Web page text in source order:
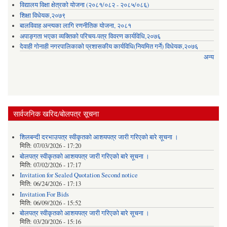
विद्यालय विक्षा क्षेत्रको योजना (२०८१/०८२ - २०८५/०८६)
शिक्षा विधेयक,२०७९
बालविवाह अन्त्यका लागि रणनीतिक योजना, २०८१
अपाङ्गता भएका व्यक्तिको परिचय-पत्र विवरण कार्यविधि,२०७६
देवाही गोनाही नगरपालिकाको प्रशासकीय कार्यविधि(नियमित गर्ने) विधेयक,२०७६
अन्य
सार्वजनिक खरिद/बोलपत्र सूचना
शिलबन्दी दरभाउपत्र स्वीकृतको आशयपत्र जारी गरिएको बारे सूचना ।
मिति: 07/03/2026 - 17:20
बोलपत्र स्वीकृतको आशयपत्र जारी गरिएको बारे सूचना ।
मिति: 07/02/2026 - 17:17
Invitation for Sealed Quotation Second notice
मिति: 06/24/2026 - 17:13
Invitation For Bids
मिति: 06/09/2026 - 15:52
बोलपत्र स्वीकृतको आशयपत्र जारी गरिएको बारे सूचना ।
मिति: 03/20/2026 - 15:16